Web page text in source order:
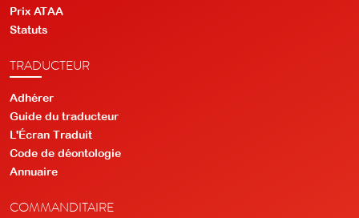
Prix ATAA
Statuts
TRADUCTEUR
Adhérer
Guide du traducteur
L'Écran Traduit
Code de déontologie
Annuaire
COMMANDITAIRE